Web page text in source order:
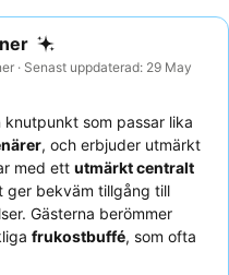
· Senast uppdaterad: 29 May
som passar lika
, och erbjuder utmärkt
med ett utmärkt centralt
ger bekväm tillgång till
Gästerna berömmer
frukostbuffé, som ofta